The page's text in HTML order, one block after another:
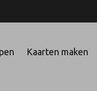
Kaarten maken